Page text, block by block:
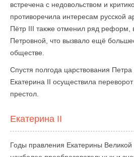
встречена с недовольством и
противоречила интересам русской
Пётр III также отменил ряд реформ,
Петровной, что вызвало ещё
обществе.
Спустя полгода царствования
Екатерина II осуществила
престол.
Екатерина II
Годы правления Екатерины Великой